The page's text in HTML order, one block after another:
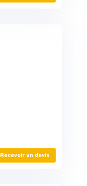
Recevoir un devis